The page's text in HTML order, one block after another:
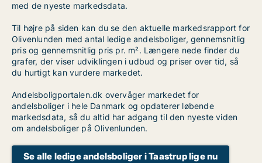
med de nyeste markedsdata.
Til højre på siden kan du se den aktuelle markedsrapport for
Olivenlunden med antal ledige andelsboliger, gennemsnitlig
pris og gennemsnitlig pris pr. m². Længere nede finder du
grafer, der viser udviklingen i udbud og priser over tid, så
du hurtigt kan vurdere markedet.
Andelsboligportalen.dk overvåger markedet for
andelsboliger i hele Danmark og opdaterer løbende
markedsdata, så du altid har adgang til den nyeste viden
om andelsboliger på Olivenlunden.
Se alle ledige andelsboliger i Taastrup lige nu